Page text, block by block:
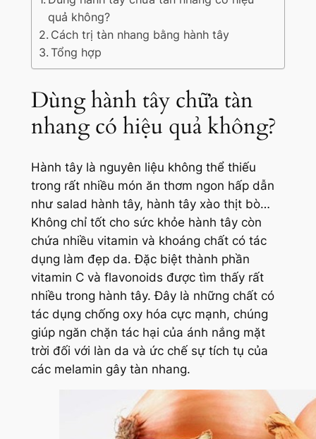
quả không?
Cách trị tàn nhang bằng hành tây
Tổng hợp
Dùng hành tây chữa tàn
nhang có hiệu quả không?
Hành tây là nguyên liệu không thể thiếu
trong rất nhiều món ăn thơm ngon hấp dẫn
như salad hành tây, hành tây xào thịt bò…
Không chỉ tốt cho sức khỏe hành tây còn
chứa nhiều vitamin và khoáng chất có tác
dụng làm đẹp da. Đặc biệt thành phần
vitamin C và flavonoids được tìm thấy rất
nhiều trong hành tây. Đây là những chất có
tác dụng chống oxy hóa cực mạnh, chúng
giúp ngăn chặn tác hại của ánh nắng mặt
trời đối với làn da và ức chế sự tích tụ của
các melamin gây tàn nhang.